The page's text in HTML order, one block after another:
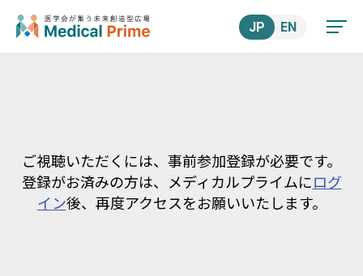
JP EN
ご視聴いただくには、事前参加登録が必要です。
登録がお済みの方は、メディカルプライムにログ
イン後、再度アクセスをお願いいたします。